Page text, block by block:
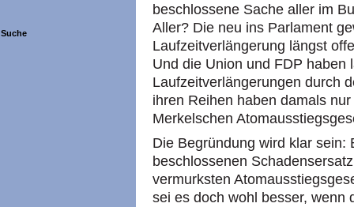
Suche
beschlossene Sache aller im
Aller? Die neu ins Parlament
Laufzeitverlängerung längst
Und die Union und FDP haben
Laufzeitverlängerungen durch
ihren Reihen haben damals
Merkelschen
Die Begründung wird klar sein:
beschlossenen
vermurksten
sei es doch wohl besser, wenn